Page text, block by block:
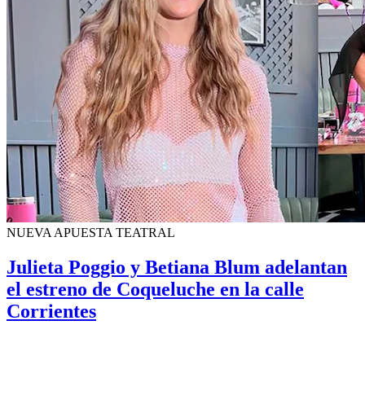
NUEVA APUESTA TEATRAL
Julieta Poggio y Betiana Blum adelantan
el estreno de Coqueluche en la calle
Corrientes